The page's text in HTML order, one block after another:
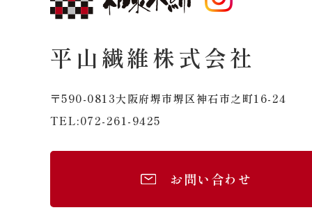
平山繊維株式会社
〒590-0813​​​​​​​大阪府堺市堺区神石市之町16-24
TEL:072-261-9425
お問い合わせ